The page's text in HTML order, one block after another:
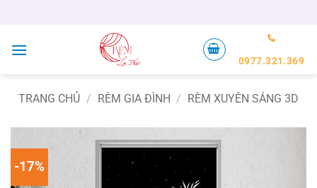
nội
0977.321.369
TRANG CHỦ / RÈM GIA ĐÌNH / RÈM XUYÊN SÁNG 3D
-17%